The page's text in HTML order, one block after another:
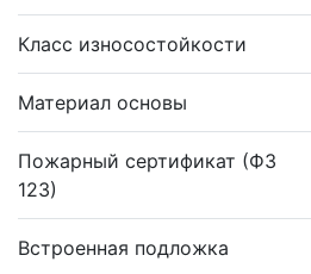
Класс износостойкости
Материал основы
Пожарный сертификат (ФЗ
123)
Встроенная подложка